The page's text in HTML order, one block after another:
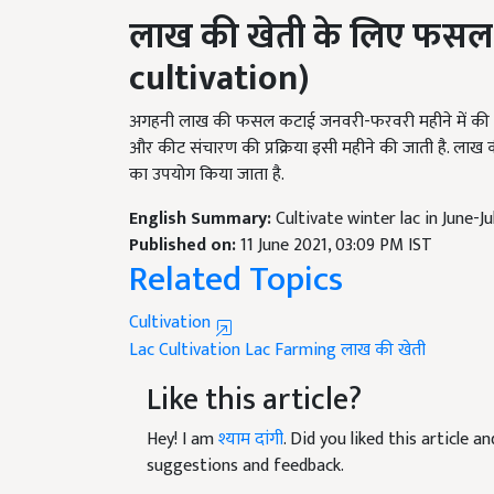
cultivation)
अगहनी लाख की फसल कटाई जनवरी-फरवरी महीने में
और कीट संचारण की प्रक्रिया इसी महीने की जाती है.
का उपयोग किया जाता है.
Published on:11 June 2021, 03:09 PM IST
Related Topics
Cultivation
Lac Cultivation
Like this article?
Hey! I amश्याम दांगी . Did you liked this article
suggestions and feedback.